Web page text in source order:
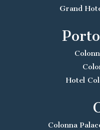
Grand
Hotel
Colonna